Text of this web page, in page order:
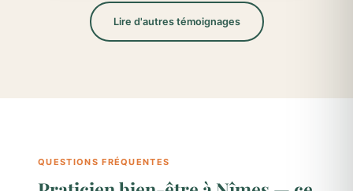
Lire d'autres témoignages
QUESTIONS FRÉQUENTES